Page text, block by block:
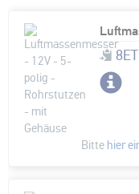
Bitte hier